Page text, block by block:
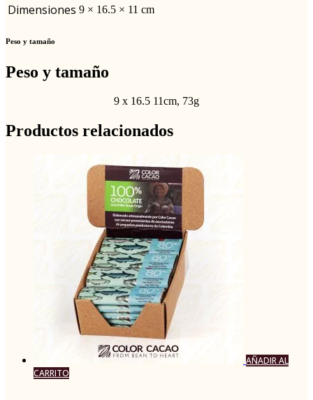
Dimensiones 9 × 16.5 × 11 cm
Peso y tamaño
Peso y tamaño
9 x 16.5 11cm, 73g
Productos relacionados
AÑADIR AL
CARRITO